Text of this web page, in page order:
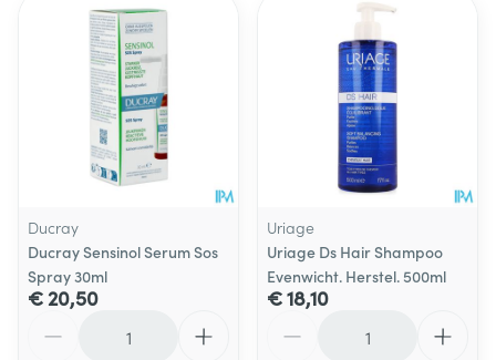
Ducray
Ducray Sensinol Serum Sos
Spray 30ml
€ 20,50
Uriage
Uriage Ds Hair Shampoo
Evenwicht. Herstel. 500ml
€ 18,10